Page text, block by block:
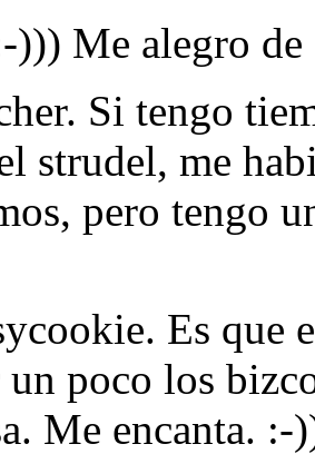
))) Me alegro de
Si tengo
strudel, me
pero tengo
Es que
un poco los
Me encanta. :-